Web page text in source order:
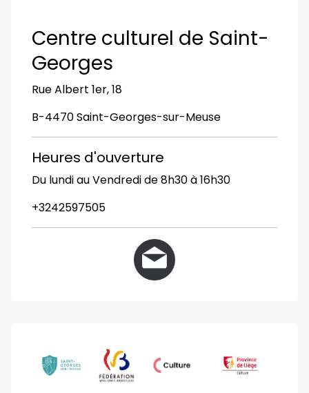
Centre culturel de Saint-
Georges
Rue Albert 1er, 18
B-4470 Saint-Georges-sur-Meuse
Heures d'ouverture
Du lundi au Vendredi de 8h30 à 16h30
+3242597505